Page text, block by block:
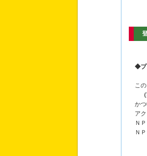
登
◆プ
この
（実
かつ
アク
ＮＰ
ＮＰ